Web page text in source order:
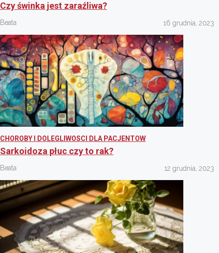
Czy świnka jest zaraźliwa?
Beata 16 grudnia, 2023
CHOROBY I DOLEGLIWOSCI DLA PACJENTOW
Sarkoidoza płuc czy to rak?
Beata 12 grudnia, 2023